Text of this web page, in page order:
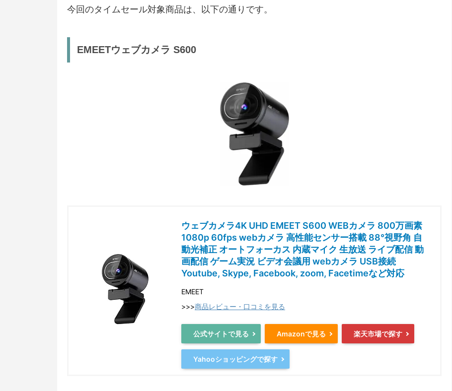
今回のタイムセール対象商品は、以下の通りです。
EMEETウェブカメラ S600
ウェブカメラ4K UHD EMEET S600 WEBカメラ 800万画素
1080p 60fps webカメラ 高性能センサー搭載 88°視野角 自
動光補正 オートフォーカス 内蔵マイク 生放送 ライブ配信 動
画配信 ゲーム実況 ビデオ会議用 webカメラ USB接続
Youtube, Skype, Facebook, zoom, Facetimeなど対応
EMEET
>>>商品レビュー・口コミを見る
公式サイトで見る Amazonで見る 楽天市場で探す
Yahooショッピングで探す